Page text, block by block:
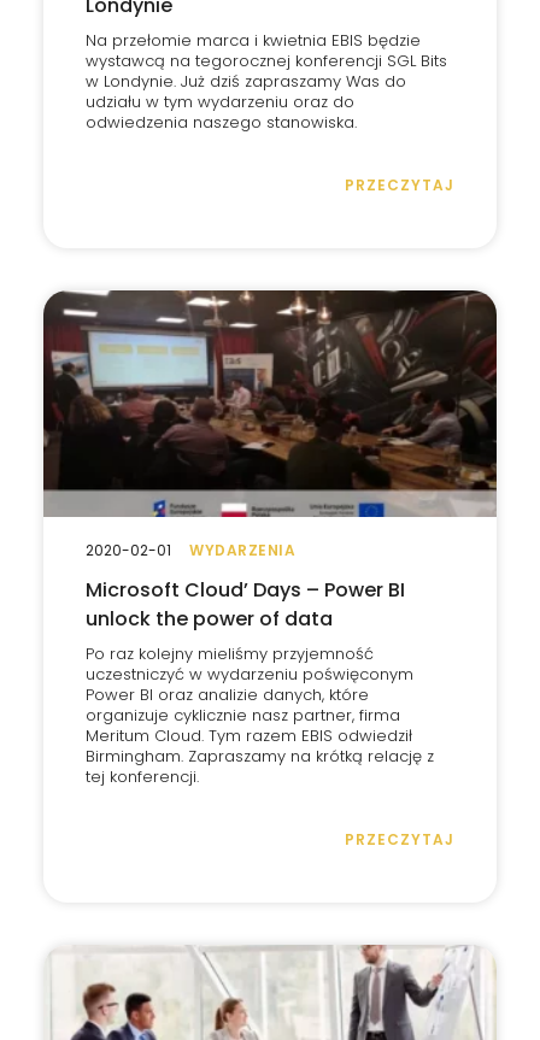
Na przełomie marca i kwietnia EBIS będzie
wystawcą na tegorocznej konferencji SGL Bits
w Londynie. Już dziś zapraszamy Was do
udziału w tym wydarzeniu oraz do
odwiedzenia naszego stanowiska.
PRZECZYTAJ
WYDARZENIA
Microsoft Cloud’ Days – Power BI
unlock the power of data
Po raz kolejny mieliśmy przyjemność
uczestniczyć w wydarzeniu poświęconym
Power BI oraz analizie danych, które
organizuje cyklicznie nasz partner, firma
Meritum Cloud. Tym razem EBIS odwiedził
Birmingham. Zapraszamy na krótką relację z
tej konferencji.
PRZECZYTAJ
2020-02-01